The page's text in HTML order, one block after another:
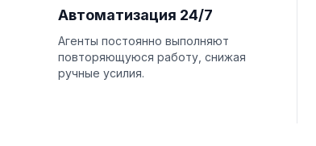
Автоматизация 24/7
Агенты постоянно выполняют
повторяющуюся работу, снижая
ручные усилия.